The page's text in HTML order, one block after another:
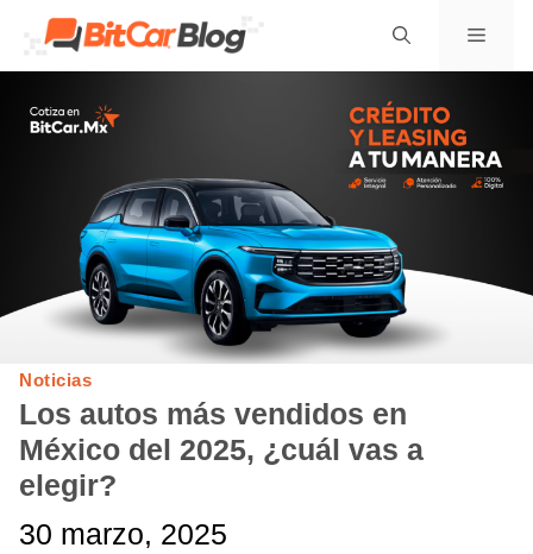
Saltar
contenido
Menú
Noticias
Los autos más vendidos en
México del 2025, ¿cuál vas a
elegir?
30 marzo, 2025